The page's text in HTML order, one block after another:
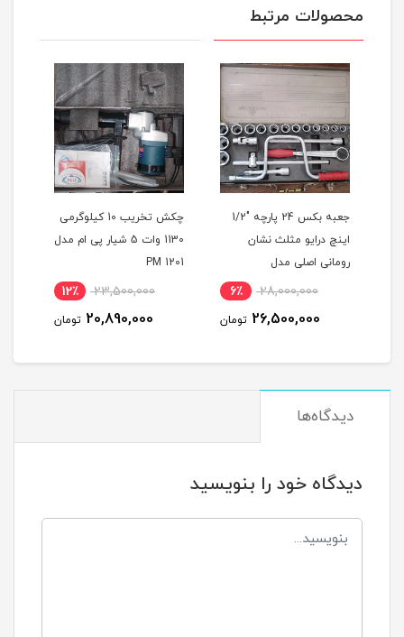
محصولات مرتبط
جعبه بکس 24 پارچه "1/2
اینچ درایو مثلث نشان
رومانی اصلی مدل
28,000,000 6٪
26,500,000 تومان
چکش تخریب 10 کیلوگرمی
1130 وات 5 شیار پی ام مدل
PM 1201
23,500,000 12٪
20,890,000 تومان
دیدگاه‌ها
دیدگاه خود را بنویسید